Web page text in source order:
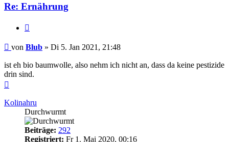
Re: Ernährung
Beitrag
von Blub » Di 5. Jan 2021, 21:48
ist eh bio baumwolle, also nehm ich nicht an, dass da keine pestizide
drin sind.
Kolinahru
Durchwurmt
Beiträge: 292
Registriert: Fr 1. Mai 2020, 00:16